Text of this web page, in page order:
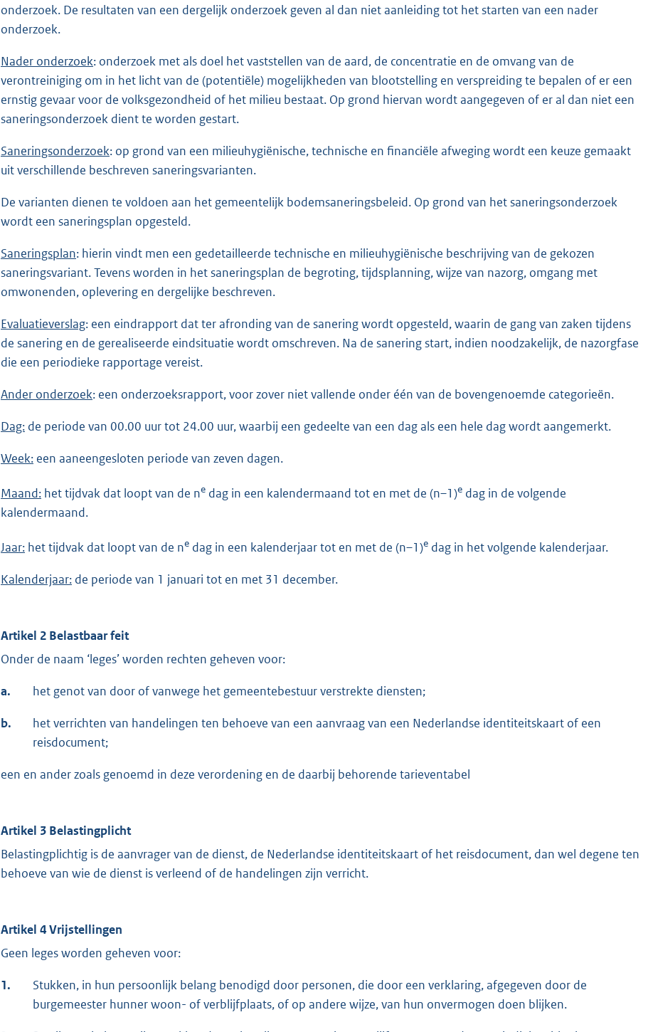
onderzoek. De resultaten van een dergelijk onderzoek geven al dan niet aanleiding tot het starten van een nader
onderzoek.
Nader onderzoek: onderzoek met als doel het vaststellen van de aard, de concentratie en de omvang van de
verontreiniging om in het licht van de (potentiële) mogelijkheden van blootstelling en verspreiding te bepalen of er een
ernstig gevaar voor de volksgezondheid of het milieu bestaat. Op grond hiervan wordt aangegeven of er al dan niet een
saneringsonderzoek dient te worden gestart.
Saneringsonderzoek: op grond van een milieuhygiënische, technische en financiële afweging wordt een keuze gemaakt
uit verschillende beschreven saneringsvarianten.
De varianten dienen te voldoen aan het gemeentelijk bodemsaneringsbeleid. Op grond van het saneringsonderzoek
wordt een saneringsplan opgesteld.
Saneringsplan: hierin vindt men een gedetailleerde technische en milieuhygiënische beschrijving van de gekozen
saneringsvariant. Tevens worden in het saneringsplan de begroting, tijdsplanning, wijze van nazorg, omgang met
omwonenden, oplevering en dergelijke beschreven.
Evaluatieverslag: een eindrapport dat ter afronding van de sanering wordt opgesteld, waarin de gang van zaken tijdens
de sanering en de gerealiseerde eindsituatie wordt omschreven. Na de sanering start, indien noodzakelijk, de nazorgfase
die een periodieke rapportage vereist.
Ander onderzoek: een onderzoeksrapport, voor zover niet vallende onder één van de bovengenoemde categorieën.
Dag: de periode van 00.00 uur tot 24.00 uur, waarbij een gedeelte van een dag als een hele dag wordt aangemerkt.
Week: een aaneengesloten periode van zeven dagen.
Maand: het tijdvak dat loopt van de ne dag in een kalendermaand tot en met de (n–1)e dag in de volgende
kalendermaand.
Jaar: het tijdvak dat loopt van de ne dag in een kalenderjaar tot en met de (n–1)e dag in het volgende kalenderjaar.
Kalenderjaar: de periode van 1 januari tot en met 31 december.
Artikel 2 Belastbaar feit
Onder de naam ‘leges’ worden rechten geheven voor:
a. het genot van door of vanwege het gemeentebestuur verstrekte diensten;
b.
het verrichten van handelingen ten behoeve van een aanvraag van een Nederlandse identiteitskaart of een
reisdocument;
een en ander zoals genoemd in deze verordening en de daarbij behorende tarieventabel
Artikel 3 Belastingplicht
Belastingplichtig is de aanvrager van de dienst, de Nederlandse identiteitskaart of het reisdocument, dan wel degene ten
behoeve van wie de dienst is verleend of de handelingen zijn verricht.
Artikel 4 Vrijstellingen
Geen leges worden geheven voor:
1.
Stukken, in hun persoonlijk belang benodigd door personen, die door een verklaring, afgegeven door de
burgemeester hunner woon- of verblijfplaats, of op andere wijze, van hun onvermogen doen blijken.